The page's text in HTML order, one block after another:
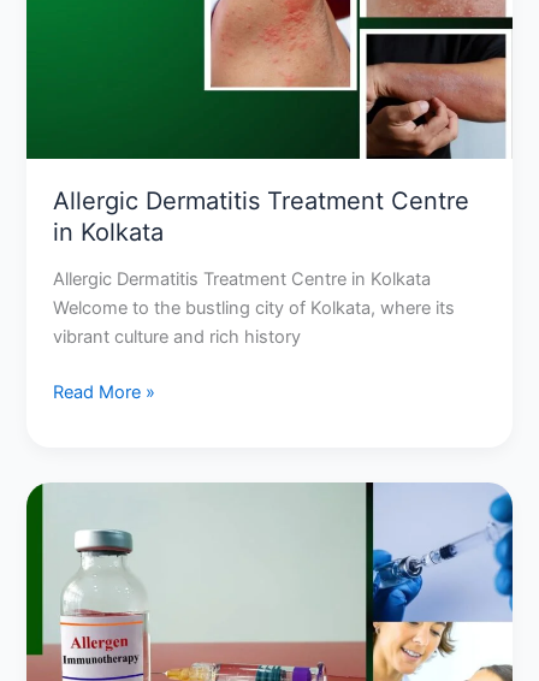
Allergic Dermatitis Treatment Centre
in Kolkata
Allergic Dermatitis Treatment Centre in Kolkata
Welcome to the bustling city of Kolkata, where its
vibrant culture and rich history
Read More »
Allergy
Immune
Therapy
Treatment
in
Kolkata